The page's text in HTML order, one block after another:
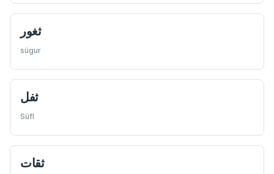
ثغور
sügur
ثفل
Süfl
ثقات